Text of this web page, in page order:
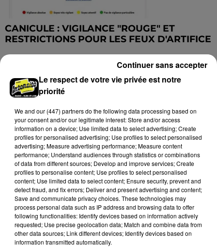
CANICULE : VIGILANCE "ROUGE" ET
RESTRICTIONS POUR LES FEUX D'ARTIFICE
Voir plus
Un départ au C'CMHB
Le club chartrain a officialisé, vendredi 7 août, le
départ de Guilherme Borges.
Le respect de votre vie privée est notre
priorité
We and our (447) partnersdo the following data processing based on
your consent and/or our legitimate interest: Store and/or access
information on a device; Use limited data to select advertising; Create
profiles for personalised advertising; Use profiles to select personalised
advertising; Measure advertising performance; Measure content
performance; Understand audiences through statistics or combinations
of data from different sources; Develop and improve services; Create
profiles to personalise content; Use profiles to select personalised
content; Use limited data to select content; Ensure security, prevent and
detect fraud, and fix errors; Deliver and present advertising and content;
Save and communicate privacy choices. These technologies may
process personal data such as IP address and browsing data to offer
following functionalities: Identify devices based on information actively
requested; Use precise geolocation data; Match and combine data from
other data sources; Link different devices; Identify devices based on
information transmitted automatically.
Continuer sans accepter